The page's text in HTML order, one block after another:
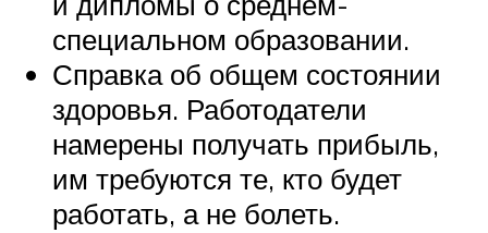
специальном образовании.
Справка об общем состоянии
здоровья. Работодатели
намерены получать прибыль,
им требуются те, кто будет
работать, а не болеть.